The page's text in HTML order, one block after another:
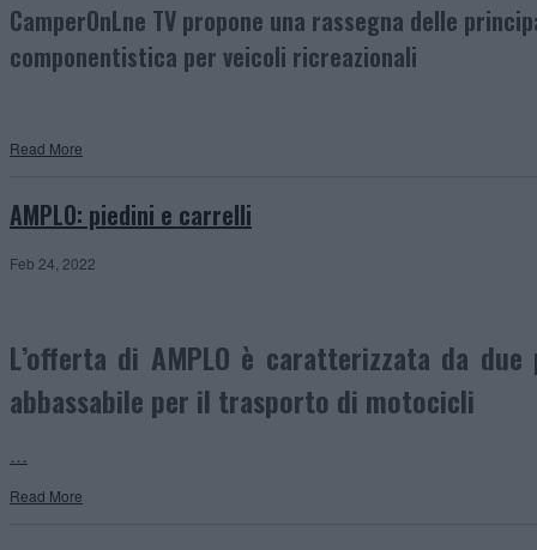
CamperOnLne TV propone una rassegna delle
componentistica per veicoli ricreazionali
Read More
AMPLO: piedini e carrelli
Feb 24, 2022
L’offerta di AMPLO è caratterizzata da
abbassabile per il trasporto di motocicli
…
Read More